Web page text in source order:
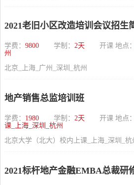
2021老旧小区改造培训会议招生
学费： 9800 学制： 2天 开课 地点：
州
北京_上海_广州_深圳_杭州
地产销售总监培训班
学费： 1980 学制： 2天 开课 地点：
课_上海_深圳_杭州
北京大学（北大）校内上课_上海_深圳_杭
2021标杆地产金融EMBA总裁研